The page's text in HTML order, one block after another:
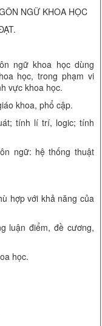
NGỮ KHOA HỌC
ngữ khoa học dùng
học, trong phạm vi
vực khoa học.
khoa, phổ cập.
tính lí trí, logic; tính
ngữ: hệ thống thuật
hợp với khả năng của
luận điểm, đề cương,
học.